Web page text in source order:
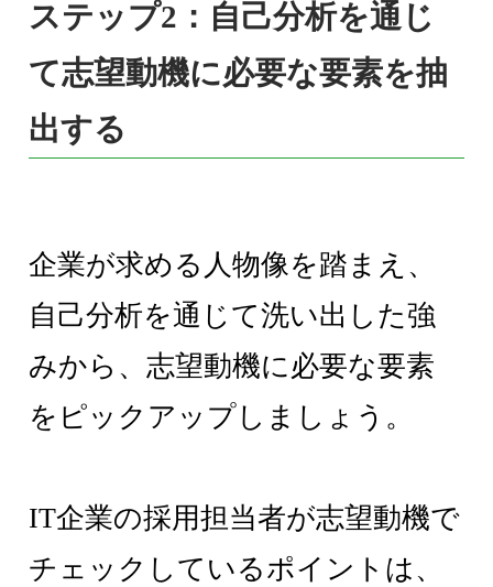
ステップ2：自己分析を通じ
て志望動機に必要な要素を抽
出する
企業が求める人物像を踏まえ、
自己分析を通じて洗い出した強
みから、志望動機に必要な要素
をピックアップしましょう。
IT企業の採用担当者が志望動機で
チェックしているポイントは、